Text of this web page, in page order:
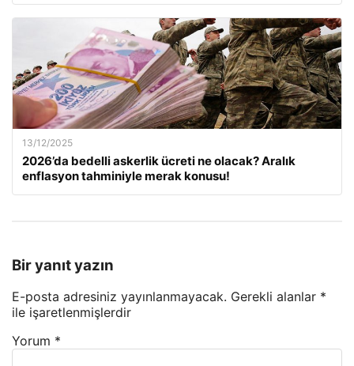
13/12/2025
2026’da bedelli askerlik ücreti ne olacak? Aralık
enflasyon tahminiyle merak konusu!
Bir yanıt yazın
E-posta adresiniz yayınlanmayacak. Gerekli alanlar *
ile işaretlenmişlerdir
Yorum *